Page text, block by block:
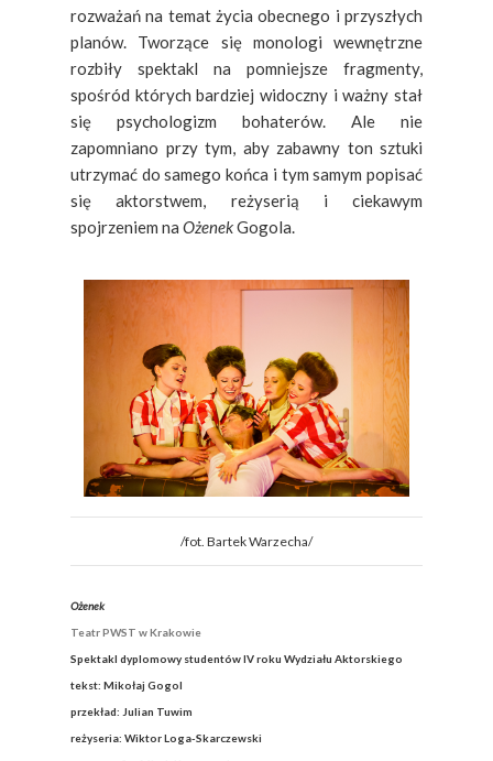
rozważań na temat życia obecnego i przyszłych
planów. Tworzące się monologi wewnętrzne
rozbiły spektakl na pomniejsze fragmenty,
spośród których bardziej widoczny i ważny stał
się psychologizm bohaterów. Ale nie
zapomniano przy tym, aby zabawny ton sztuki
utrzymać do samego końca i tym samym popisać
się aktorstwem, reżyserią i ciekawym
spojrzeniem na OżenekGogola.
/fot. Bartek Warzecha/
Ożenek
Teatr PWST w Krakowie
Spektakl dyplomowy studentów IV roku Wydziału Aktorskiego
tekst: Mikołaj Gogol
przekład: Julian Tuwim
reżyseria: Wiktor Loga-Skarczewski